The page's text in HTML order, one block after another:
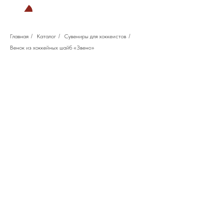
Главная / Каталог / Сувениры для хоккеистов /
Венок из хоккейных шайб «Звено»